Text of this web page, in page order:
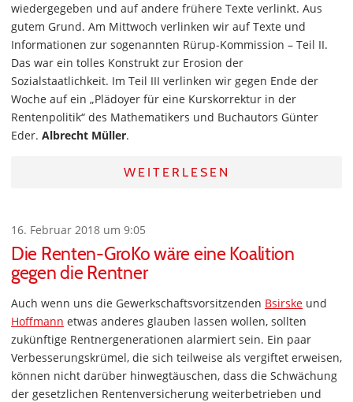
wiedergegeben und auf andere frühere Texte verlinkt. Aus
gutem Grund. Am Mittwoch verlinken wir auf Texte und
Informationen zur sogenannten Rürup-Kommission – Teil II.
Das war ein tolles Konstrukt zur Erosion der
Sozialstaatlichkeit. Im Teil III verlinken wir gegen Ende der
Woche auf ein „Plädoyer für eine Kurskorrektur in der
Rentenpolitik“ des Mathematikers und Buchautors Günter
Eder. Albrecht Müller.
WEITERLESEN
16. Februar 2018 um 9:05
Die Renten-GroKo wäre eine Koalition
gegen die Rentner
Auch wenn uns die Gewerkschaftsvorsitzenden Bsirske und
Hoffmann etwas anderes glauben lassen wollen, sollten
zukünftige Rentnergenerationen alarmiert sein. Ein paar
Verbesserungskrümel, die sich teilweise als vergiftet erweisen,
können nicht darüber hinwegtäuschen, dass die Schwächung
der gesetzlichen Rentenversicherung weiterbetrieben und